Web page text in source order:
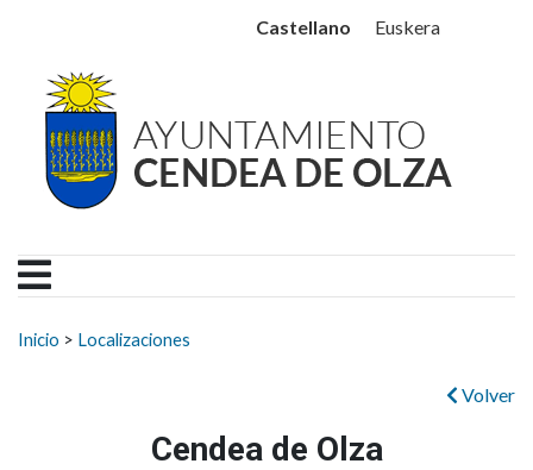
Ayuntamiento Cendea
Castellano Euskera
Buscar:
Inicio > Localizaciones
Volver
Cendea de Olza